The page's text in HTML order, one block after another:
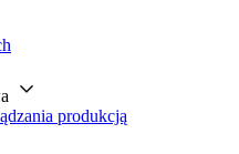
produkcją